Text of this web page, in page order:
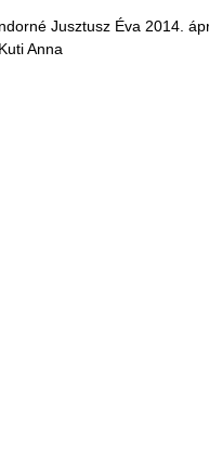
Jusztusz Éva 2014.
Anna